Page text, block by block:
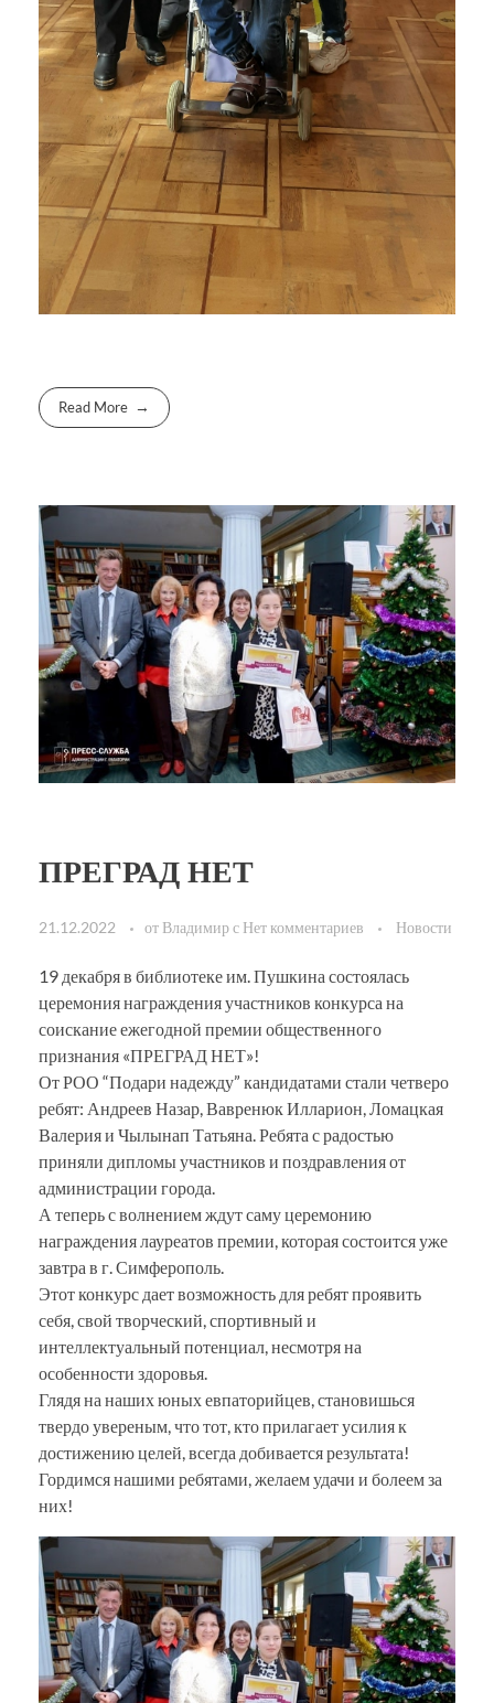
Read More
ПРЕГРАД НЕТ
21.12.2022 от Владимирс Нет комментариев Новости
19 декабря в библиотеке им. Пушкина состоялась
церемония награждения участников конкурса на
соискание ежегодной премии общественного
признания «ПРЕГРАД НЕТ»!
От РОО “Подари надежду” кандидатами стали четверо
ребят: Андреев Назар, Вавренюк Илларион, Ломацкая
Валерия и Чылынап Татьяна. Ребята с радостью
приняли дипломы участников и поздравления от
администрации города.
А теперь с волнением ждут саму церемонию
награждения лауреатов премии, которая состоится уже
завтра в г. Симферополь.
Этот конкурс дает возможность для ребят проявить
себя, свой творческий, спортивный и
интеллектуальный потенциал, несмотря на
особенности здоровья.
Глядя на наших юных евпаторийцев, становишься
твердо увереным, что тот, кто прилагает усилия к
достижению целей, всегда добивается результата!
Гордимся нашими ребятами, желаем удачи и болеем за
них!